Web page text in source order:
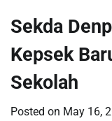
Sekda
Kepsek
Sekolah
Posted on May 16,